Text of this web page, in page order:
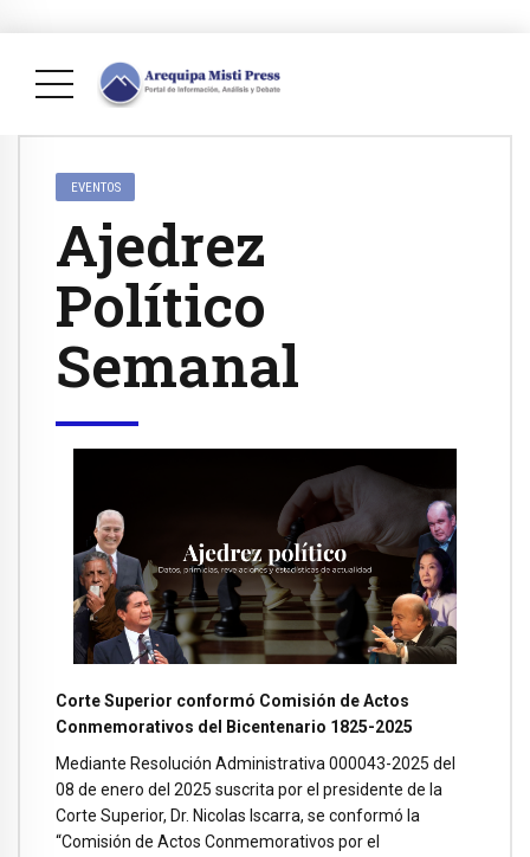
EVENTOS
Ajedrez
Político
Semanal
Corte Superior conformó Comisión de Actos
Conmemorativos del Bicentenario 1825-2025
Mediante Resolución Administrativa 000043-2025 del
08 de enero del 2025 suscrita por el presidente de la
Corte Superior, Dr. Nicolas Iscarra, se conformó la
“Comisión de Actos Conmemorativos por el